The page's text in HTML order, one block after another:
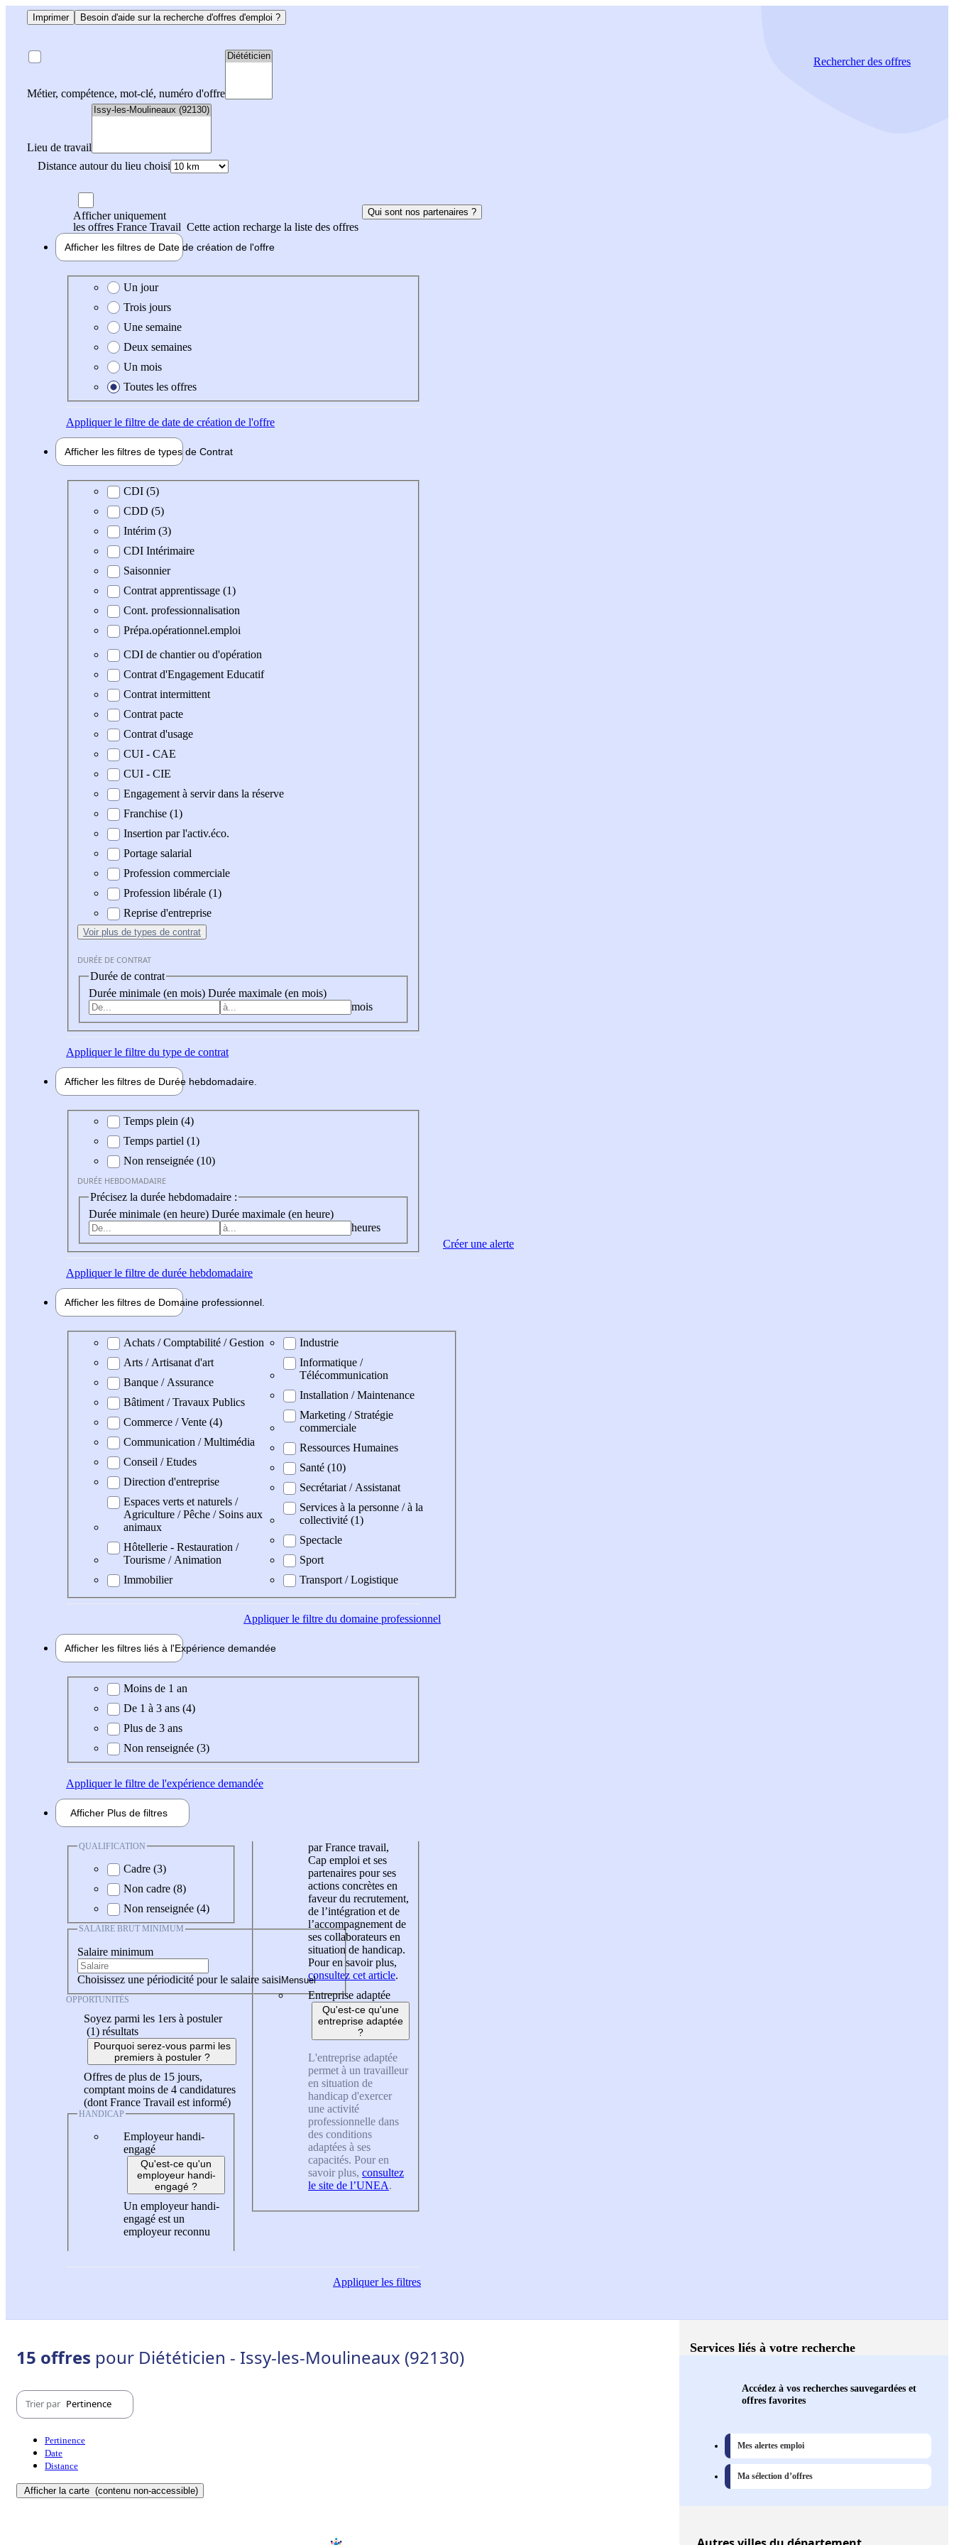
Imprimer Besoin d'aide sur la recherche d'offres d'emploi ?
Métier, compétence, mot-clé, numéro d'offre
Lieu de travail
Distance autour du lieu choisi
Rechercherdes offres
Afficher uniquement
les offres France Travail Cette action recharge la liste des offres
Qui sont nos partenaires ?
Afficher les filtres de Date de création de l'offre
Date de création de l'offre
Un jour
Trois jours
Une semaine
Deux semaines
Un mois
Toutes les offres
Appliquerle filtre de date de création de l'offre
Afficher les filtres de types de Contrat
Type de contrat
CDI (5)
CDD (5)
Intérim (3)
CDI Intérimaire
Saisonnier
Contrat apprentissage (1)
Cont. professionnalisation
Prépa.opérationnel.emploi
CDI de chantier ou d'opération
Contrat d'Engagement Educatif
Contrat intermittent
Contrat pacte
Contrat d'usage
CUI - CAE
CUI - CIE
Engagement à servir dans la réserve
Franchise (1)
Insertion par l'activ.éco.
Portage salarial
Profession commerciale
Profession libérale (1)
Reprise d'entreprise
Voir plus de types de contrat
DURÉE DE CONTRAT
Durée de contrat
Durée minimale (en mois) Durée maximale (en mois)
mois
Appliquerle filtre du type de contrat
Afficher les filtres de Durée hebdomadaire
Durée hebdomadaire
Temps plein (4)
Temps partiel (1)
Non renseignée (10)
DURÉE HEBDOMADAIRE
Précisez la durée hebdomadaire :
Durée minimale (en heure) Durée maximale (en heure)
heures
Appliquerle filtre de durée hebdomadaire
Afficher les filtres de Domaine professionnel
Domaine professionel
Achats / Comptabilité / Gestion
Arts / Artisanat d'art
Banque / Assurance
Bâtiment / Travaux Publics
Commerce / Vente (4)
Communication / Multimédia
Conseil / Etudes
Direction d'entreprise
Espaces verts et naturels /
Agriculture / Pêche / Soins aux
animaux
Hôtellerie - Restauration /
Tourisme / Animation
Immobilier
Industrie
Informatique /
Télécommunication
Installation / Maintenance
Marketing / Stratégie
commerciale
Ressources Humaines
Santé (10)
Secrétariat / Assistanat
Services à la personne / à la
collectivité (1)
Spectacle
Sport
Transport / Logistique
Appliquerle filtre du domaine professionnel
Afficher les filtres liés à l'Expérience demandée
Expérience demandée
Moins de 1 an
De 1 à 3 ans (4)
Plus de 3 ans
Non renseignée (3)
Appliquerle filtre de l'expérience demandée
Afficher Plus de filtres
QUALIFICATION
Cadre (3)
Non cadre (8)
Non renseignée (4)
SALAIRE BRUT MINIMUM
Salaire minimum
Choisissez une périodicité pour le salaire saisi
OPPORTUNITÉS
Soyez parmi les 1ers à postuler
(1) résultats
Pourquoi serez-vous parmi les
premiers à postuler ?
Offres de plus de 15 jours,
comptant moins de 4 candidatures
(dont France Travail est informé)
HANDICAP
Employeur handi-
engagé
Qu'est-ce qu'un
employeur handi-
engagé ?
Un employeur handi-
engagé est un
employeur reconnu
par France travail,
Cap emploi et ses
partenaires pour ses
actions concrètes en
faveur du recrutement,
de l’intégration et de
l’accompagnement de
ses collaborateurs en
situation de handicap.
Pour en savoir plus,
consultez cet article.
Entreprise adaptée
Qu'est-ce qu'une
entreprise adaptée
?
L'entreprise adaptée
permet à un travailleur
en situation de
handicap d'exercer
une activité
professionnelle dans
des conditions
adaptées à ses
capacités. Pour en
savoir plus, consultez
le site de l’UNEA.
Appliquerles filtres
Créer une alerte
15 offres pour Diététicien - Issy-les-Moulineaux (92130)
Trier par Pertinence
Pertinence
Date
Distance
Afficher la carte (contenu non-accessible)
Services liés à votre recherche
Accédez à vos recherches sauvegardées et
offres favorites
Mes alertes emploi
Ma sélection d’offres